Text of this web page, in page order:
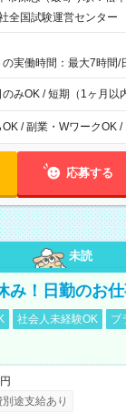
り ・国家試験 7:00～
＋100円）×6時間＝日収
間なし
全国試験運営センター
の実働時間：最大7時
より異なります。
みOK / 短期（1ヶ月以
/ 副業・WワークOK
応募する
未読
み！日勤のお
社会人未経験OK
ブ
途支給あり